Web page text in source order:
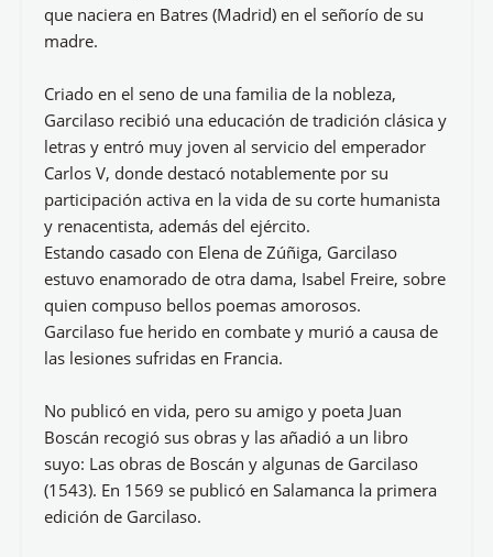
que naciera en Batres (Madrid) en el señorío de su
madre.
Criado en el seno de una familia de la nobleza,
Garcilaso recibió una educación de tradición clásica y
letras y entró muy joven al servicio del emperador
Carlos V, donde destacó notablemente por su
participación activa en la vida de su corte humanista
y renacentista, además del ejército.
Estando casado con Elena de Zúñiga, Garcilaso
estuvo enamorado de otra dama, Isabel Freire, sobre
quien compuso bellos poemas amorosos.
Garcilaso fue herido en combate y murió a causa de
las lesiones sufridas en Francia.
No publicó en vida, pero su amigo y poeta Juan
Boscán recogió sus obras y las añadió a un libro
suyo: Las obras de Boscán y algunas de Garcilaso
(1543). En 1569 se publicó en Salamanca la primera
edición de Garcilaso.